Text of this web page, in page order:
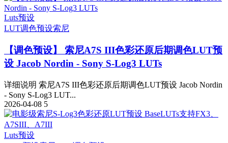
Luts预设
LUT调色预设索尼
【调色预设】 索尼A7S III色彩还原后期调色LUT预
设 Jacob Nordin - Sony S-Log3 LUTs
详细说明 索尼A7S III色彩还原后期调色LUT预设 Jacob Nordin
- Sony S-Log3 LUT...
2026-04-08 5
Luts预设